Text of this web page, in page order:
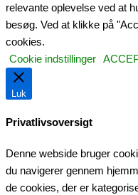
relevante oplevelse ved at
besøg. Ved at klikke på
cookies.
Cookie indstillinger
Luk
Privatlivsoversigt
Denne webside bruger
du navigerer gennem
de cookies, der er